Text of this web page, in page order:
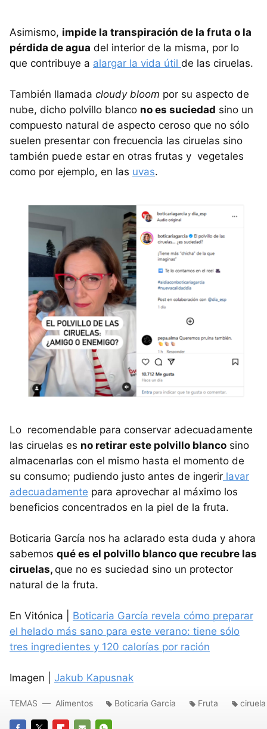
Asimismo, impide la transpiración de la fruta o la
pérdida de agua del interior de la misma, por lo
que contribuye a alargar la vida útil de las ciruelas.
También llamada cloudy bloom por su aspecto de
nube, dicho polvillo blanco no es suciedad sino un
compuesto natural de aspecto ceroso que no sólo
suelen presentar con frecuencia las ciruelas sino
también puede estar en otras frutas y vegetales
como por ejemplo, en las uvas.
Lo recomendable para conservar adecuadamente
las ciruelas es no retirar este polvillo blanco sino
almacenarlas con el mismo hasta el momento de
su consumo; pudiendo justo antes de ingerir lavar
adecuadamente para aprovechar al máximo los
beneficios concentrados en la piel de la fruta.
Boticaria García nos ha aclarado esta duda y ahora
sabemos qué es el polvillo blanco que recubre las
ciruelas, que no es suciedad sino un protector
natural de la fruta.
En Vitónica | Boticaria García revela cómo preparar
el helado más sano para este verano: tiene sólo
tres ingredientes y 120 calorías por ración
Imagen | Jakub Kapusnak
TEMAS Alimentos Boticaria García Fruta ciruela